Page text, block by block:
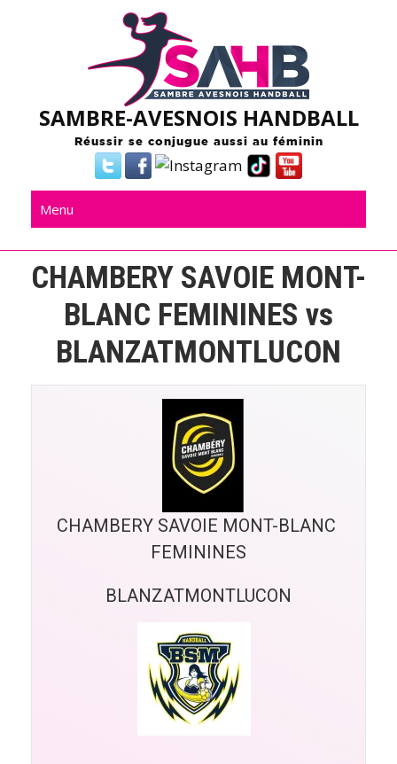
SAMBRE-AVESNOIS HANDBALL
Réussir se conjugue aussi au féminin
Menu
CHAMBERY SAVOIE MONT-
BLANC FEMININES vs
BLANZATMONTLUCON
CHAMBERY SAVOIE MONT-BLANC
FEMININES
BLANZATMONTLUCON